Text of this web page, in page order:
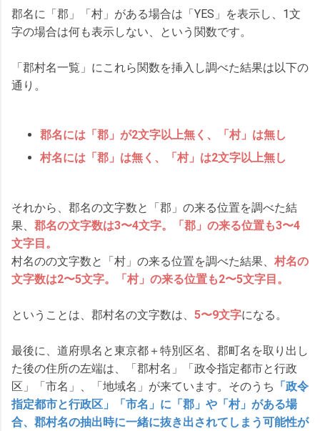
郡名に「郡」「村」がある場合は「YES」を表示し、1文
字の場合は何も表示しない、という関数です。
「郡村名一覧」にこれら関数を挿入し調べた結果は以下の
通り。
郡名には「郡」が2文字以上無く、「村」は無し
村名には「郡」は無く、「村」は2文字以上無し
それから、郡名の文字数と「郡」の来る位置を調べた結
果、 郡名の文字数は3〜4文字。「郡」の来る位置も3〜4
文字目。
村名のの文字数と「村」の来る位置を調べた結果、 村名の
文字数は2〜5文字。「村」の来る位置も2〜5文字目。
ということは、郡村名の文字数は、 5〜9文字になる。
最後に、道府県名と東京都＋特別区名、郡町名を取り出し
た後の住所の左端は、「郡村名」「政令指定都市と行政
区」「市名」、「地域名」が来ています。そのうち 「政令
指定都市と行政区」「市名」に「郡」や「村」がある場
合、郡村名の抽出時に一緒に抜き出されてしまう可能性が